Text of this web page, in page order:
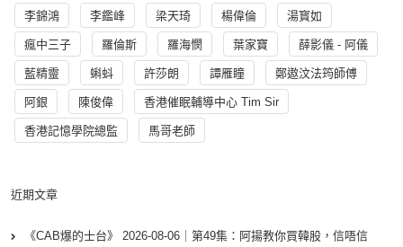
李錦鴻 李鑑峰 梁天琦 楊偉倫 湯寳如
瘋中三子 羅倫斯 羅海憫 葉家寶 薛影儀 - 阿儀
藍精靈 蝌蚪 許莎朗 譚雁瞳 鄭遨汶法筠師傅
阿銀 陳俊偉 香港催眠輔導中心 Tim Sir
香港記憶學院總監 馬哥老師
近期文章
《CAB爆的士台》 2026-08-06｜第49集：阿揚教你買韓股，信唔信